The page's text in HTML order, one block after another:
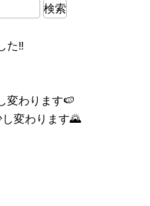
た‼
変わります🍉
変わります🌄